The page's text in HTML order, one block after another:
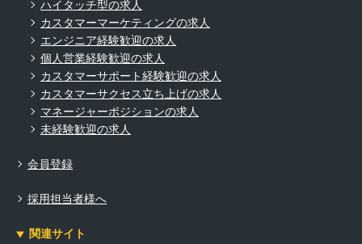
ハイタッチ型の求人
カスタマーマーケティングの求人
エンジニア経験歓迎の求人
個人営業経験歓迎の求人
カスタマーサポート経験歓迎の求人
カスタマーサクセス立ち上げの求人
マネージャーポジションの求人
未経験歓迎の求人
会員登録
採用担当者様へ
関連サイト